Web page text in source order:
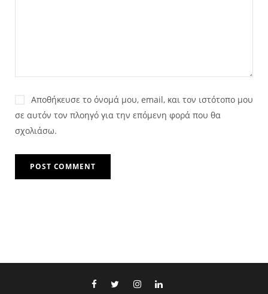
Αποθήκευσε το όνομά μου, email, και τον ιστότοπο μου
σε αυτόν τον πλοηγό για την επόμενη φορά που θα
σχολιάσω.